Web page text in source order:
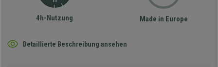
4h-Nutzung Made in Europe
Detaillierte Beschreibung ansehen